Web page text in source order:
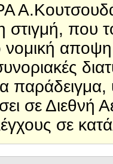
στιγμή, που
νομική
σε
σε